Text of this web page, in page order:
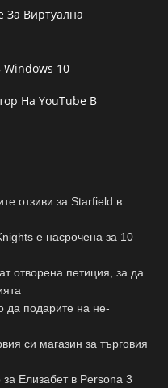
За Виртуална
10
На YouTube В
отзиви за Starfield в
е насрочена за 10
отворена петиция, за да
да подарите на не-
си магазин за търговия
Елизабет в Persona 3